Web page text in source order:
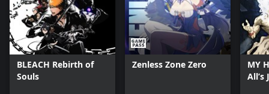
BLEACH Rebirth of
Souls
Zenless Zone Zero
MY
All’s